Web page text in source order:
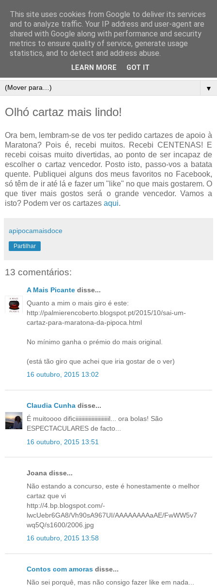
▼
Olhó cartaz mais lindo!
Ora bem, lembram-se de vos ter pedido cartazes de apoio à
Maratona? Pois é, recebi muitos. Recebi CENTENAS! E
recebi coisas muito divertidas, ao ponto de ser incapaz de
escolher o cartaz vencedor. Posto isto, passo-vos a batata
quente. Publiquei alguns dos meus favoritos no Facebook,
só têm de ir até lá e fazer um "like" no que mais gostarem. O
que tiver mais gostos será o grande vencedor. Vamos a
isto? Podem ver os cartazes aqui.
apipocamaisdoce
Partilhar
13 comentários:
A Mais Picante disse...
Quanto a mim o mais giro é este:
http://palmierencoberto.blogspot.pt/2015/10/sai-um-
cartaz-para-maratona-da-pipoca.html
No mínimo ganha o prémio do mais original.
(está tão giro que achei que iria gostar de o ver)
16 outubro, 2015 13:02
Claudia Cunha disse...
É muitoooo dificiiiiiiiiiiiiiiiiiiiiiiil... ora bolas! São
ESPECTACULARES de facto...
16 outubro, 2015 13:51
Joana disse...
Não estando a concurso, este é honestamente o melhor
cartaz que vi
http://4.bp.blogspot.com/-
lwcUebr6GA8/Vh90sA967UI/AAAAAAAAaAE/FwWW5v7
wq5Q/s1600/2006.jpg
16 outubro, 2015 13:58
Contos com amoras disse...
Não sei porquê, mas não consigo fazer like em nada...
This site uses cookies from Google to deliver its services
and to analyze traffic. Your IP address and user-agent are
shared with Google along with performance and security
metrics to ensure quality of service, generate usage
statistics, and to detect and address abuse.
LEARN MORE GOT IT